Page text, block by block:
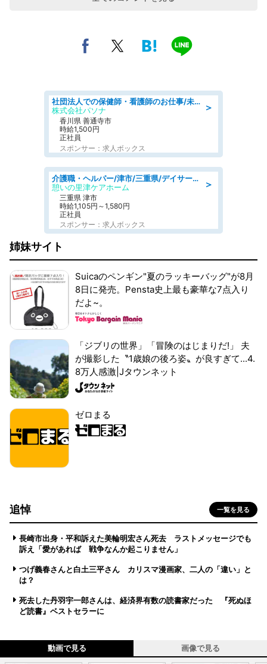
＞
社団法人での保健師・看護師のお仕事/未経験OK/要資格:普通免許、保健師、正看護師
株式会社パソナ
香川県 善通寺市
時給1,500円
正社員
スポンサー：求人ボックス
＞
介護職・ヘルパー/津市/三重県/デイサービス/近鉄名古屋線
憩いの里津ケアホーム
三重県 津市
時給1,105円～1,580円
正社員
スポンサー：求人ボックス
姉妹サイト
Suicaのペンギン"夏のラッキーバッグ"が8月
8日に発売。Pensta史上最も豪華な7点入り
だよ~。
「ジブリの世界」「冒険のはじまりだ!」 夫
が撮影した〝1歳娘の後ろ姿〟が良すぎて...4.
8万人感激|Jタウンネット
ゼロまる
追悼 一覧を見る
長崎市出身・平和訴えた美輪明宏さん死去 ラストメッセージでも
訴え「愛があれば 戦争なんか起こりません」
つげ義春さんと白土三平さん カリスマ漫画家、二人の「違い」と
は？
死去した丹羽宇一郎さんは、経済界有数の読書家だった 『死ぬほ
ど読書』ベストセラーに
動画で見る 画像で見る